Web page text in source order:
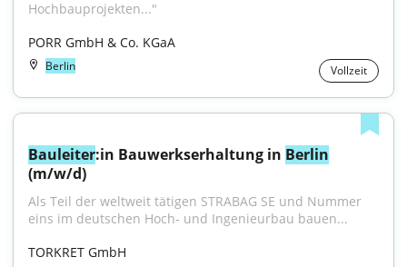
Hochbauprojekten..."
PORR GmbH & Co. KGaA
Berlin Vollzeit
Bauleiter:in Bauwerkserhaltung in Berlin
(m/w/d)
Als Teil der weltweit tätigen STRABAG SE und Nummer
eins im deutschen Hoch- und Ingenieurbau bauen...
TORKRET GmbH